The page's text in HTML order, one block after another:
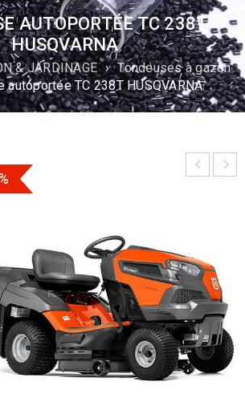
AUTOPORTÉE TC 238T
HUSQVARNA
& JARDINAGE › Tondeuses à gazon
autoportée TC 238T HUSQVARNA